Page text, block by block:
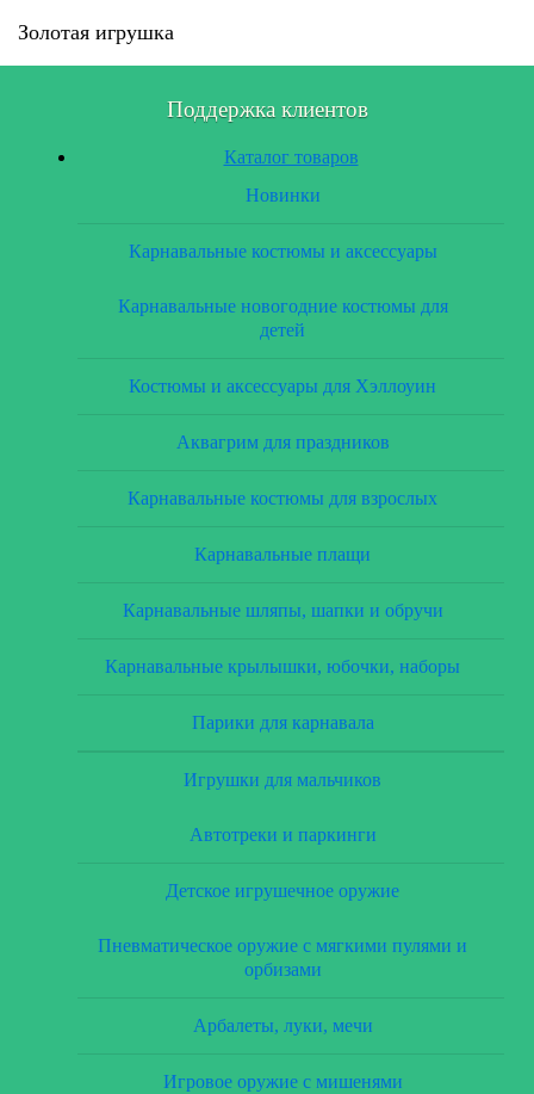
Золотая игрушка
Поддержка клиентов
Каталог товаров
Новинки
Карнавальные костюмы и аксессуары
Карнавальные новогодние костюмы для
детей
Костюмы и аксессуары для Хэллоуин
Аквагрим для праздников
Карнавальные костюмы для взрослых
Карнавальные плащи
Карнавальные шляпы, шапки и обручи
Карнавальные крылышки, юбочки, наборы
Парики для карнавала
Игрушки для мальчиков
Автотреки и паркинги
Детское игрушечное оружие
Пневматическое оружие с мягкими пулями и
орбизами
Арбалеты, луки, мечи
Игровое оружие с мишенями